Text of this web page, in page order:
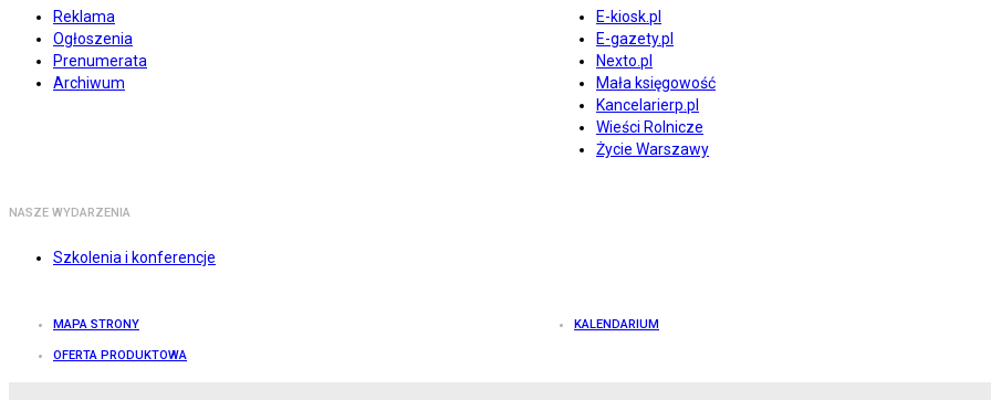
Reklama
Ogłoszenia
Prenumerata
Archiwum
E-kiosk.pl
E-gazety.pl
Nexto.pl
Mała księgowość
Kancelarierp.pl
Wieści Rolnicze
Życie Warszawy
NASZE WYDARZENIA
Szkolenia i konferencje
MAPA STRONY KALENDARIUM
OFERTA PRODUKTOWA